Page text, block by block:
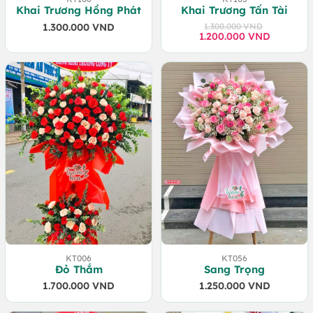
Khai Trương Hồng Phát
1.300.000 VND
Khai Trương Tấn Tài
1.300.000VND
Giá
1.300.000 VND.
1.200.000 VND
Giá
là:
1.200.000 VND.
KT006
Đỏ Thắm
1.700.000 VND
KT056
Sang Trọng
1.250.000 VND